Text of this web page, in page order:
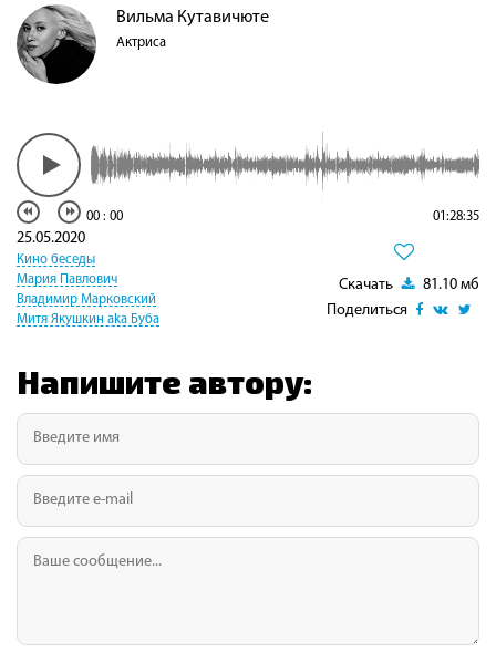
Вильма Кутавичюте
Актриса
00 : 00 01:28:35
Скачать
81.10 мб
Поделиться
25.05.2020
Кино беседы
Мария Павлович
Владимир Марковский
Митя Якушкин aka Буба
Напишите автору: